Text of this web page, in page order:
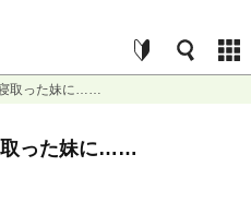
取った妹に……
取った妹に……